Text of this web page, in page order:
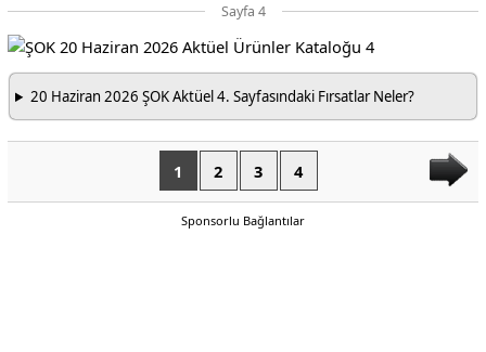
Sayfa 4
20 Haziran 2026 ŞOK Aktüel 4. Sayfasındaki Fırsatlar Neler?
1 2 3 4
Sponsorlu Bağlantılar